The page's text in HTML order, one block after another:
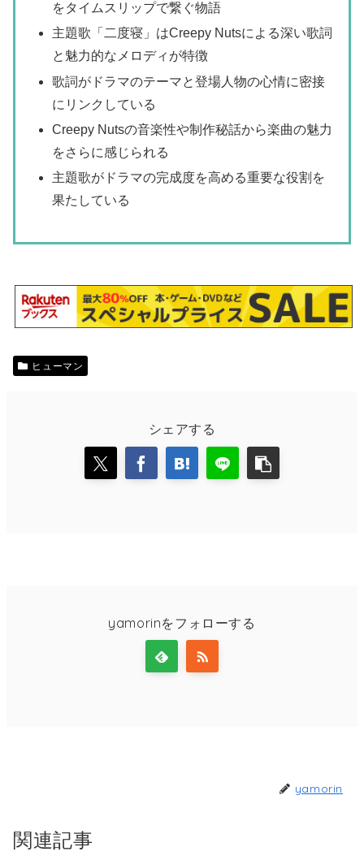
をタイムスリップで繋ぐ物語
主題歌「二度寝」はCreepy Nutsによる深い歌詞
と魅力的なメロディが特徴
歌詞がドラマのテーマと登場人物の心情に密接
にリンクしている
Creepy Nutsの音楽性や制作秘話から楽曲の魅力
をさらに感じられる
主題歌がドラマの完成度を高める重要な役割を
果たしている
ヒューマン
シェアする
yamorinをフォローする
yamorin
関連記事